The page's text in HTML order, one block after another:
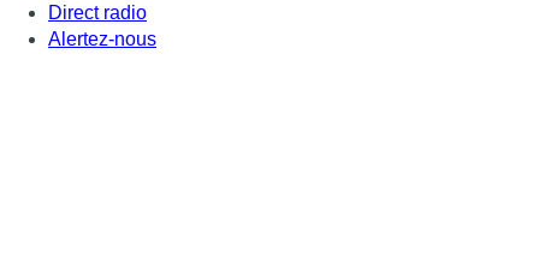
Direct radio
Alertez-nous